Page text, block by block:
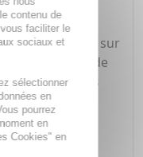
les plus
en agissant sur
élastine, acide
glycoprotéines
ultra-tenseurs
contenu de
faciliter le
sociaux et
sélectionner
en
pourrez
en
Cookies" en